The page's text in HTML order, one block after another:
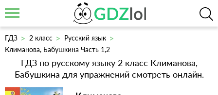
ГДЗ 2 класс
Русский язык
Климанова, Бабушкина Часть 1,2
ГДЗ по русскому языку 2 класс Климанова,
Бабушкина для упражнений смотреть онлайн.